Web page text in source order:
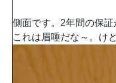
側面です。2年間の保
これは眉唾だな～。け